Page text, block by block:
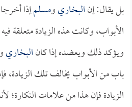
بل يقال: إنالبخاريومسلمإذا
الأبواب، وكانت هذه الزيادة متعلقة
ويؤكد ذلك ويعضده إذا كانالبخاري
باب من الأبواب يخالف تلك الزيادة،
الزيادة فإن هذا من علامات النكارة؛